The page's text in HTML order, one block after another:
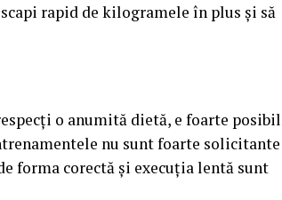
rapid de kilogramele în plus și să
o anumită dietă, e foarte posibil
nu sunt foarte solicitante
forma corectă și execuția lentă sunt